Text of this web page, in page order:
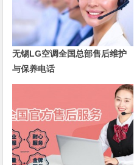
无锡LG空调全国总部售后维护
与保养电话